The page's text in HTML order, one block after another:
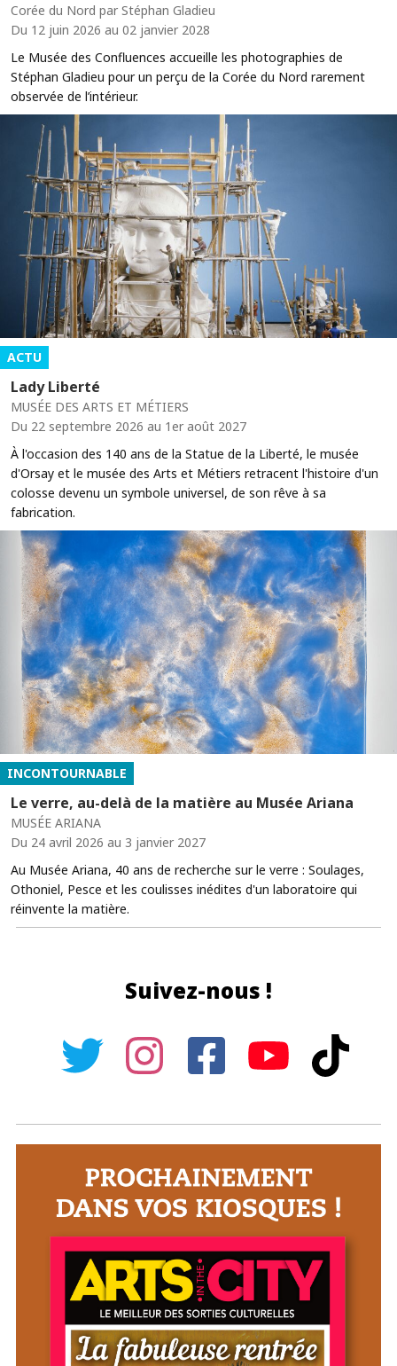
Corée du Nord par Stéphan Gladieu
Du 12 juin 2026 au 02 janvier 2028
Le Musée des Confluences accueille les photographies de
Stéphan Gladieu pour un perçu de la Corée du Nord rarement
observée de l’intérieur.
ACTU
Lady Liberté
MUSÉE DES ARTS ET MÉTIERS
Du 22 septembre 2026 au 1er août 2027
À l'occasion des 140 ans de la Statue de la Liberté, le musée
d'Orsay et le musée des Arts et Métiers retracent l'histoire d'un
colosse devenu un symbole universel, de son rêve à sa
fabrication.
INCONTOURNABLE
Le verre, au-delà de la matière au Musée Ariana
MUSÉE ARIANA
Du 24 avril 2026 au 3 janvier 2027
Au Musée Ariana, 40 ans de recherche sur le verre : Soulages,
Othoniel, Pesce et les coulisses inédites d'un laboratoire qui
réinvente la matière.
Suivez-nous !